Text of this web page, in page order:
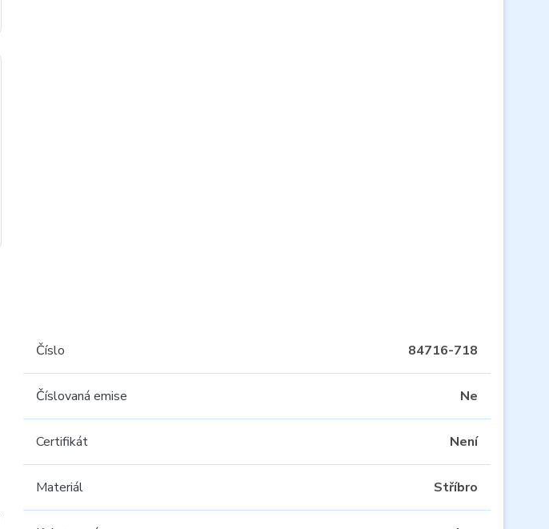
Číslo 84716-718
Číslovaná emise Ne
Certifikát Není
Materiál Stříbro